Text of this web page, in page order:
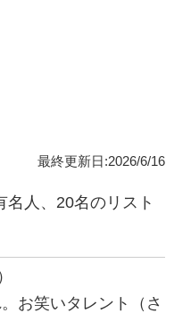
最終更新日:2026/6/16
人、20名のリスト
お笑いタレント（さ